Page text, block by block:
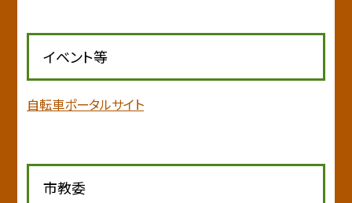
イベント等
自転車ポータルサイト
市教委